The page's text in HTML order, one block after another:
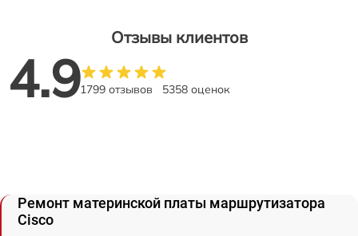
Отзывы клиентов
4.91799 отзывов 5358 оценок
Ремонт материнской платы маршрутизатора
Cisco